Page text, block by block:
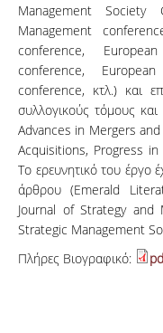
Management Society
Management
conference,
conference,
conference, κτλ.) και
συλλογικούς τόμους
Advances in Mergers
Acquisitions, Progress
Το ερευνητικό του έργο
άρθρου (Emerald
Journal of Strategy and
Strategic Management
Πλήρες Βιογραφικό: